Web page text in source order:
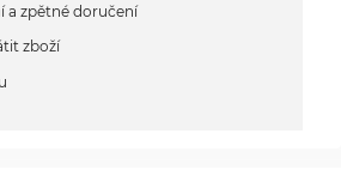
a zpětné doručení
zboží